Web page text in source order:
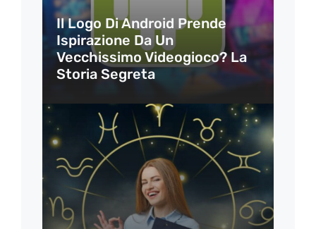
Il Logo Di Android Prende
Ispirazione Da Un
Vecchissimo Videogioco? La
Storia Segreta